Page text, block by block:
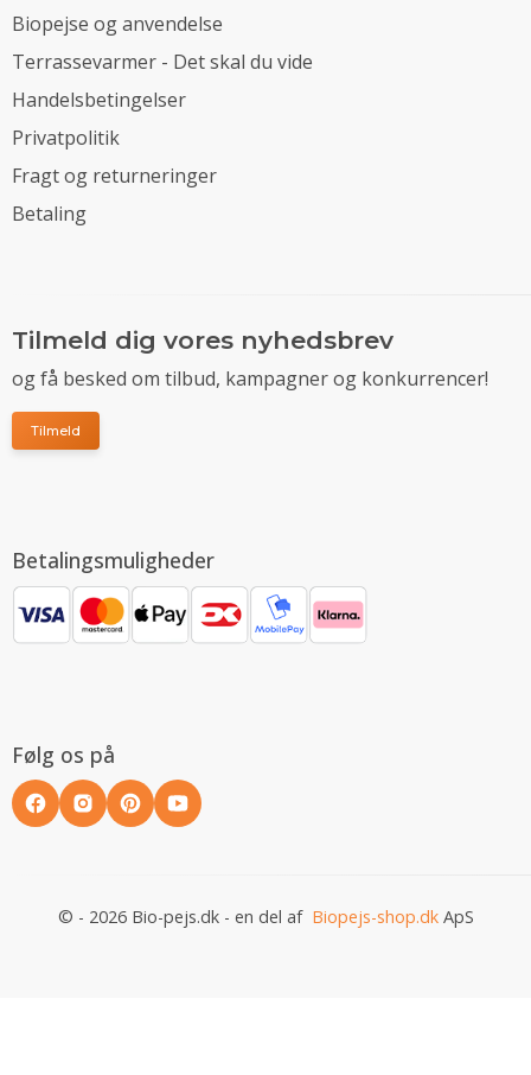
Biopejse og anvendelse
Terrassevarmer - Det skal du vide
Handelsbetingelser
Privatpolitik
Fragt og returneringer
Betaling
Tilmeld dig vores nyhedsbrev
og få besked om tilbud, kampagner og konkurrencer!
Tilmeld
Betalingsmuligheder
Følg os på
© - 2026 Bio-pejs.dk - en del af Biopejs-shop.dkApS